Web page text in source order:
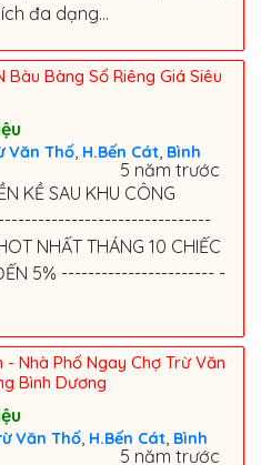
đa dạng...
Bàu Bàng Sổ Riêng Giá Siêu
Văn Thố, H.Bến Cát, Bình
5 năm trước
KỀ SAU KHU CÔNG
NHẤT THÁNG 10 CHIẾC
5% ----------------------- -
Nhà Phố Ngay Chợ Trừ Văn
Bình Dương
Văn Thố, H.Bến Cát, Bình
5 năm trước